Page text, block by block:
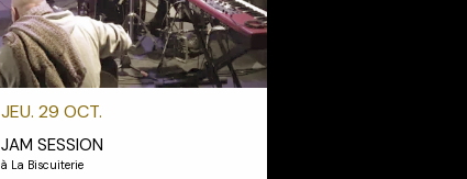
JEU. 29 OCT.
JAM SESSION
à La Biscuiterie